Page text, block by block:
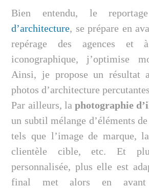
Bien entendu, le
d’architecture, se prépare en
repérage des agences et
iconographique, j’optimise
Ainsi, je propose un résultat
photos d’architecture
Par ailleurs, laphotographie
un subtil mélange d’éléments
tels que l’image de marque,
clientèle cible, etc. Et
personnalisée, plus elle est
final met alors en avant